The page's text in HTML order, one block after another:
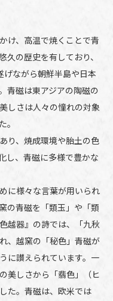
け、高温で焼くことで青
の歴史を有しており、
ながら朝鮮半島や日本
青磁は東アジアの陶磁の
しさは人々の憧れの対象
。
り、焼成環境や胎土の色
し、青磁に多様で豊かな
に様々な言葉が用いられ
の青磁を「類玉」や「類
越器』の詩では、「九秋
、越窯の「秘色」青磁が
に讃えられています。一
美しさから「翡色」（ヒ
た。青磁は、欧米では